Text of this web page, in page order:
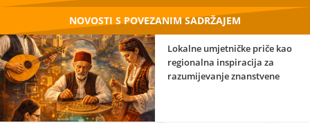
NOVOSTI S POVEZANIM SADRŽAJEM
Lokalne umjetničke priče kao
regionalna inspiracija za
razumijevanje znanstvene